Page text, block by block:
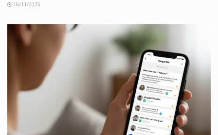
16/11/2025